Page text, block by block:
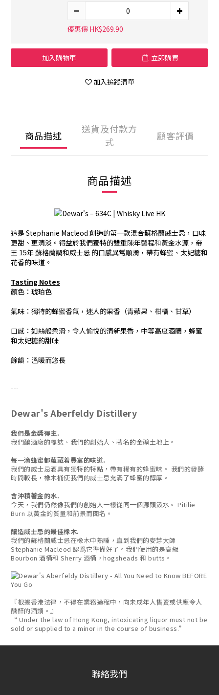
優惠價 HK$269.90
加入購物車 立即購買
加入追蹤清單
商品描述
送貨及付款方
式
顧客評價
商品描述
這是 Stephanie Macleod 創造的第一款混合蘇格蘭威士忌，口味
更甜、更清淡。得益於我們獨特的雙重陳年製程和黃金水源，帝
王 15年 蘇格蘭調和威士忌 的口感異常順滑，帶有蜂蜜、太妃糖和
花香的味道。
Tasting Notes
顏色：琥珀色
氣味：獨特的蜂蜜香氣，迷人的果香（青蘋果、柑橘、甘草）
口感：如絲般柔滑，令人愉悅的清新果香，中等高度酒體，蜂蜜
和太妃糖的甜味
餘韻：溫暖而悠長
---
Dewar's Aberfeldy Distillery
我們是金獎得主.
我們釀酒廠的標誌、我們的創始人、著名的金礦土地上。
每一滴蜂蜜都蘊藏着豐富的味道.
我們的威士忌酒具有獨特的特點，帶有稀有的蜂蜜味。 我們的發酵
時間較長，橡木桶使我們的威士忌充滿了蜂蜜的醇厚。
含沖積著金的水.
今天，我們仍然像我們的創始人一樣從同一個源頭汲水。 Pitilie
Burn 以黃金的質量和前景而聞名。
釀造威士忌的最佳橡木.
我們的蘇格蘭威士忌在橡木中熟睡，直到我們的麥芽大師
Stephanie Macleod 認爲它準備好了。我們使用的是高級
Bourbon 酒桶和 Sherry 酒桶，hogsheads 和 butts。
『根據香港法律，不得在業務過程中，向未成年人售賣或供應令人
醺醉的酒類。』
“ Under the law of Hong Kong, intoxicating liquor must not be
sold or supplied to a minor in the course of business.”
聯絡我們